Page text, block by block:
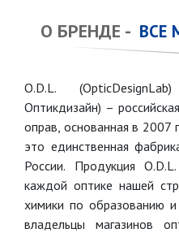
О БРЕНДЕ - ВСЕ
O.D.L.
Оптикдизайн) –
оправ, основанная в 2007
это единственная
России. Продукция
каждой оптике нашей
химики по образованию
владельцы магазинов